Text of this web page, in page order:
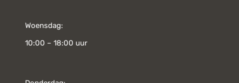
Woensdag:
10:00 – 18:00 uur